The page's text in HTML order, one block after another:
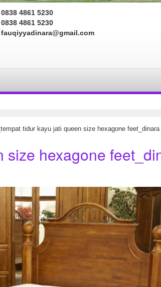
0838 4861 5230
0838 4861 5230
fauqiyyadinara@gmail.com
tidur kayu jati queen size hexagone feet_dinara
hexagone